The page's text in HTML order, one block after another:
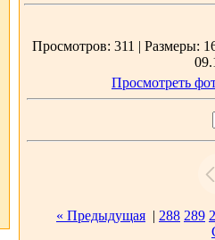
Просмотров: 311 | Размеры:
Просмотреть
« Предыдущая | 288 289